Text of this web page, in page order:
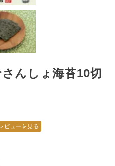
さんしょ海苔10切
ビューを見る